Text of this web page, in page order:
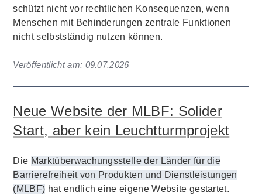
schützt nicht vor rechtlichen Konsequenzen, wenn
Menschen mit Behinderungen zentrale Funktionen
nicht selbstständig nutzen können.
Veröffentlicht am: 09.07.2026
Neue Website der MLBF: Solider
Start, aber kein Leuchtturmprojekt
Die Marktüberwachungsstelle der Länder für die
Barrierefreiheit von Produkten und Dienstleistungen
(MLBF) hat endlich eine eigene Website gestartet.